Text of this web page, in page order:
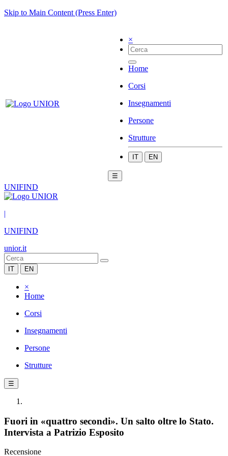
Skip to Main Content (Press Enter)
×
Home
Corsi
Insegnamenti
Persone
Strutture
IT EN
☰
UNIFIND
|
UNIFIND
unior.it
IT EN
×
Home
Corsi
Insegnamenti
Persone
Strutture
☰
Fuori in «quattro secondi». Un salto oltre lo Stato.
Intervista a Patrizio Esposito
Recensione